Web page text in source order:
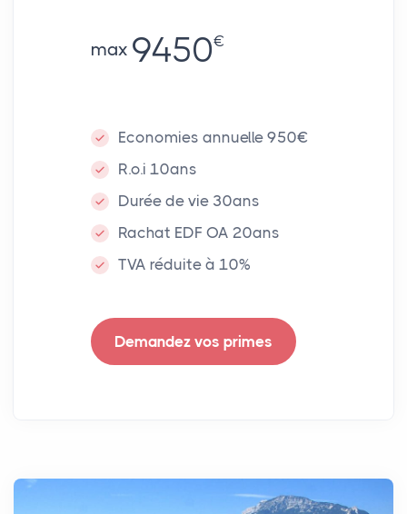
max 9450€
Economies annuelle 950€
R.o.i 10ans
Durée de vie 30ans
Rachat EDF OA 20ans
TVA réduite à 10%
Demandez vos primes